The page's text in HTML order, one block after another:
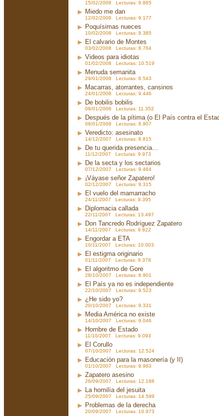
15/02/2008 Lecturas: 9.865
Miedo me dan
12/02/2008 Lecturas: 9.177
Poquísimas nueces
10/02/2008 Lecturas: 8.385
El calvario de Montes
03/02/2008 Lecturas: 8.764
Videos para idiotas
01/02/2008 Lecturas: 10.519
Menuda semanita
29/01/2008 Lecturas: 8.543
Macarras, atorrantes, cansinos
24/01/2008 Lecturas: 9.446
De bobilis bobilis
08/01/2008 Lecturas: 11.352
Después de la pítima (o El País contra el
08/01/2008 Lecturas: 8.907
Veredicto: asesinato
14/12/2007 Lecturas: 8.815
De tu querida presencia...
11/12/2007 Lecturas: 9.973
De la secta y los sectarios
07/12/2007 Lecturas: 9.464
¡Váyase señor Zapatero!
02/12/2007 Lecturas: 9.315
El vuelo del mamarracho
24/11/2007 Lecturas: 9.395
Diplomacia callada
22/11/2007 Lecturas: 13.497
Don Tancredo Rodríguez Zapatero
14/11/2007 Lecturas: 9.822
Engordar a ETA
10/11/2007 Lecturas: 10.003
El estigma originario
01/11/2007 Lecturas: 9.378
El algoritmo de Gore
28/10/2007 Lecturas: 8.901
El País ya no es independiente
22/10/2007 Lecturas: 9.523
¿He sido yo?
20/10/2007 Lecturas: 9.331
Media América no existe
14/10/2007 Lecturas: 9.046
Hombre de Estado
11/10/2007 Lecturas: 9.093
El Corullo
07/10/2007 Lecturas: 12.524
Educación para la masonería (y II)
01/10/2007 Lecturas: 9.983
Zapatero asesino
26/09/2007 Lecturas: 12.188
La homilía del jesuita
25/09/2007 Lecturas: 14.599
Problemas de la derecha
20/09/2007 Lecturas: 10.973